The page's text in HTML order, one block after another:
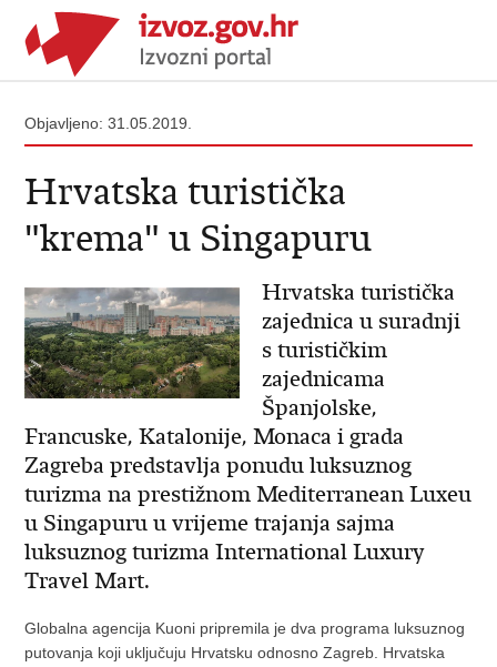
Objavljeno: 31.05.2019.
Hrvatska turistička
"krema" u Singapuru
Hrvatska turistička
zajednica u suradnji
s turističkim
zajednicama
Španjolske,
Francuske, Katalonije, Monaca i grada
Zagreba predstavlja ponudu luksuznog
turizma na prestižnom Mediterranean Luxeu
u Singapuru u vrijeme trajanja sajma
luksuznog turizma International Luxury
Travel Mart.
Globalna agencija Kuoni pripremila je dva programa luksuznog
putovanja koji uključuju Hrvatsku odnosno Zagreb. Hrvatska